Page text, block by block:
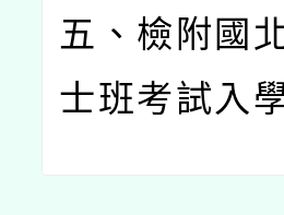
五、檢附國
士班考試入